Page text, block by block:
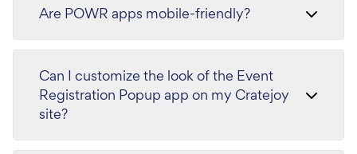
Are POWR apps mobile-friendly?
Can I customize the look of the Event
Registration Popup app on my Cratejoy
site?